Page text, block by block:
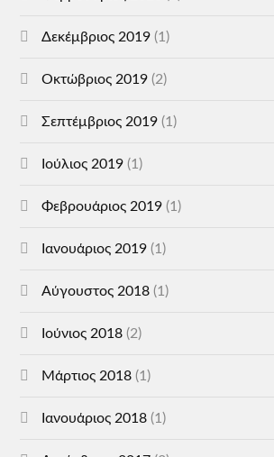
Δεκέμβριος 2019 (1)
Οκτώβριος 2019 (2)
Σεπτέμβριος 2019 (1)
Ιούλιος 2019 (1)
Φεβρουάριος 2019 (1)
Ιανουάριος 2019 (1)
Αύγουστος 2018 (1)
Ιούνιος 2018 (2)
Μάρτιος 2018 (1)
Ιανουάριος 2018 (1)